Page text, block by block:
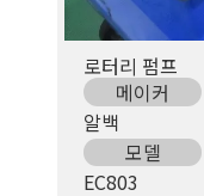
로터리 펌프
메이커
알백
모델
EC803